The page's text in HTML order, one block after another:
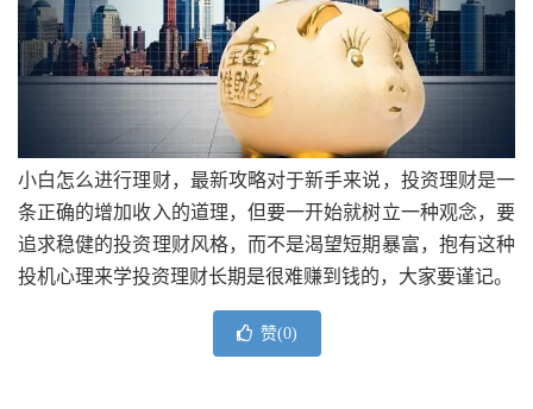
小白怎么进行理财，最新攻略对于新手来说，投资理财是一
条正确的增加收入的道理，但要一开始就树立一种观念，要
追求稳健的投资理财风格，而不是渴望短期暴富，抱有这种
投机心理来学投资理财长期是很难赚到钱的，大家要谨记。
赞(0)